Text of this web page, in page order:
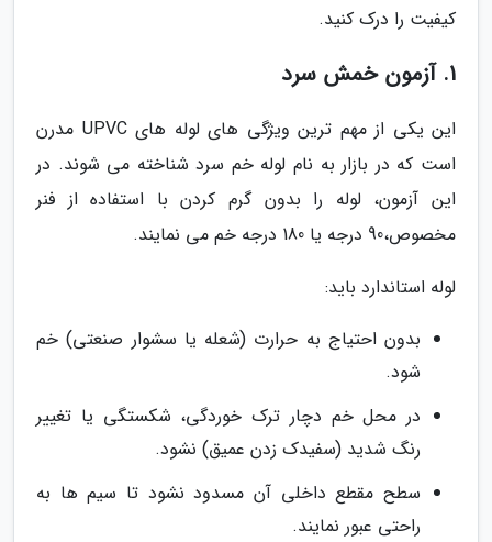
کیفیت را درک کنید.
1. آزمون خمش سرد
این یکی از مهم ترین ویژگی های لوله های UPVC مدرن
است که در بازار به نام لوله خم سرد شناخته می شوند. در
این آزمون، لوله را بدون گرم کردن با استفاده از فنر
مخصوص،90 درجه یا 180 درجه خم می نمایند.
لوله استاندارد باید:
بدون احتیاج به حرارت (شعله یا سشوار صنعتی) خم
شود.
در محل خم دچار ترک خوردگی، شکستگی یا تغییر
رنگ شدید (سفیدک زدن عمیق) نشود.
سطح مقطع داخلی آن مسدود نشود تا سیم ها به
راحتی عبور نمایند.